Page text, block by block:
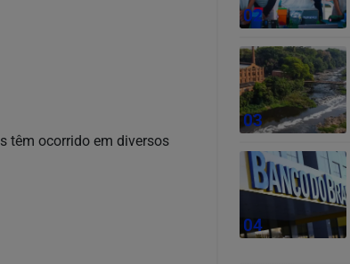
têm ocorrido em diversos
02
03
04